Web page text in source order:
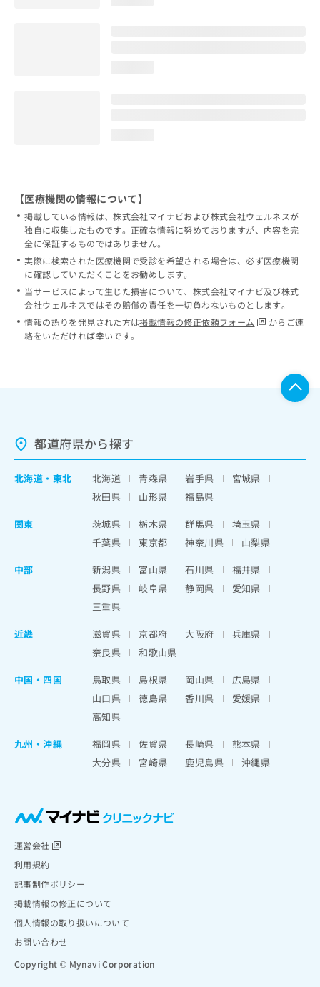
【医療機関の情報について】
掲載している情報は、株式会社マイナビおよび株式会社ウェルネスが
独自に収集したものです。正確な情報に努めておりますが、内容を完
全に保証するものではありません。
実際に検索された医療機関で受診を希望される場合は、必ず医療機関
に確認していただくことをお勧めします。
当サービスによって生じた損害について、株式会社マイナビ及び株式
会社ウェルネスではその賠償の責任を一切負わないものとします。
情報の誤りを発見された方は掲載情報の修正依頼フォーム
からご連
絡をいただければ幸いです。
都道府県から探す
北海道 ・ 東北 北海道 青森県 岩手県
宮城県
秋田県
山形県
福島県
関東
茨城県 栃木県 群馬県
埼玉県
千葉県
東京都 神奈川県
山梨県
中部
新潟県 富山県 石川県
福井県
長野県
岐阜県 静岡県
愛知県
三重県
近畿
滋賀県 京都府 大阪府
兵庫県
奈良県
和歌山県
中国・四国
鳥取県 島根県 岡山県
広島県
山口県
徳島県 香川県
愛媛県
高知県
九州・沖縄
福岡県 佐賀県 長崎県
熊本県
大分県
宮崎県 鹿児島県 沖縄県
運営会社
利用規約
記事制作ポリシー
掲載情報の修正について
個人情報の取り扱いについて
お問い合わせ
Copyright © Mynavi Corporation